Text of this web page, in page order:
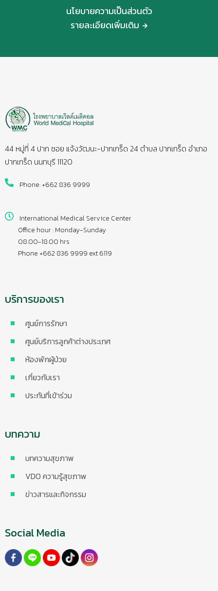
นโยบายความเป็นส่วนตัว
รายละเอียดเพิ่มเติม
44 หมู่ที่ 4 ปาก ซอย แจ้งวัฒนะ-ปากเกร็ด 24 ตำบล ปากเกร็ด อำเภอ
ปากเกร็ด นนทบุรี 11120
Phone: +662 836 9999
International Medical Service Center
Office hour : Monday-Sunday
08.00-18.00 hrs
Phone +662 836 9999 ext 6119
บริการของเรา
ศูนย์การรักษา
ศูนย์บริการลูกค้าต่างประเทศ
ห้องพักผู้ป่วย
เกี่ยวกับเรา
ประกันที่เข้าร่วม
บทความ
บทความสุขภาพ
VDO ความรู้สุขภาพ
ข่าวสารและกิจกรรม
Social Media